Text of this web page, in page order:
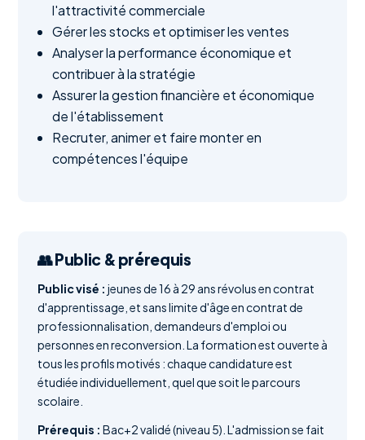
l'attractivité commerciale
Gérer les stocks et optimiser les ventes
Analyser la performance économique et
contribuer à la stratégie
Assurer la gestion financière et économique
de l'établissement
Recruter, animer et faire monter en
compétences l'équipe
👥 Public & prérequis
Public visé : jeunes de 16 à 29 ans révolus en contrat
d'apprentissage, et sans limite d'âge en contrat de
professionnalisation, demandeurs d'emploi ou
personnes en reconversion. La formation est ouverte à
tous les profils motivés : chaque candidature est
étudiée individuellement, quel que soit le parcours
scolaire.
Prérequis : Bac+2 validé (niveau 5). L'admission se fait